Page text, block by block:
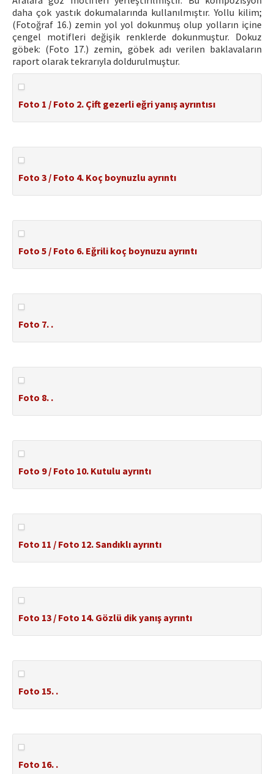
daha çok yastık dokumalarında kullanılmıştır. Yollu kilim;
(Fotoğraf 16.) zemin yol yol dokunmuş olup yolların içine
çengel motifleri değişik renklerde dokunmuştur. Dokuz
göbek: (Foto 17.) zemin, göbek adı verilen baklavaların
raport olarak tekrarıyla doldurulmuştur.
Foto 1 / Foto 2. Çift gezerli eğri yanış ayrıntısı
Foto 3 / Foto 4. Koç boynuzlu ayrıntı
Foto 5 / Foto 6. Eğrili koç boynuzu ayrıntı
Foto 7. .
Foto 8. .
Foto 9 / Foto 10. Kutulu ayrıntı
Foto 11 / Foto 12. Sandıklı ayrıntı
Foto 13 / Foto 14. Gözlü dik yanış ayrıntı
Foto 15. .
Foto 16. .